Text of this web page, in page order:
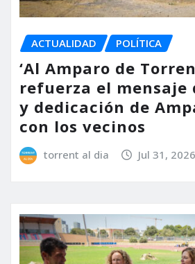
ACTUALIDAD POLÍTICA
‘Al Amparo de
refuerza el mensaje
y dedicación de
con los vecinos
torrent al dia Jul 31, 2026